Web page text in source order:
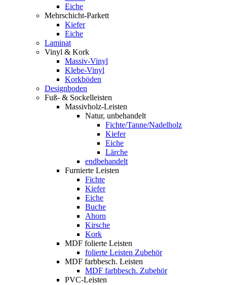
Eiche
Mehrschicht-Parkett
Kiefer
Eiche
Laminat
Vinyl & Kork
Massiv-Vinyl
Klebe-Vinyl
Korkböden
Designboden
Fuß- & Sockelleisten
Massivholz-Leisten
Natur, unbehandelt
Fichte/Tanne/Nadelholz
Kiefer
Eiche
Lärche
endbehandelt
Furnierte Leisten
Fichte
Kiefer
Eiche
Buche
Ahorn
Kirsche
Kork
MDF folierte Leisten
folierte Leisten Zubehör
MDF farbbesch. Leisten
MDF farbbesch. Zubehör
PVC-Leisten